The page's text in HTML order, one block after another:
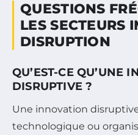
QUESTIONS
LES SECTEURS
DISRUPTION
QU’EST-CE QU’UNE
DISRUPTIVE ?
Une innovation
technologique ou